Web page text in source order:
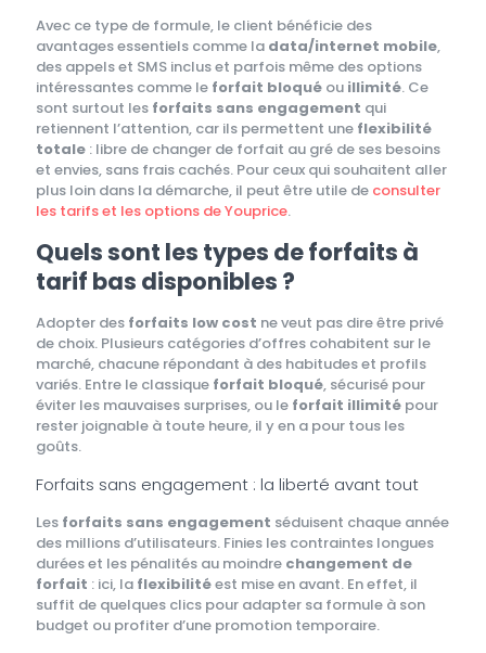
Avec ce type de formule, le client bénéficie des
avantages essentiels comme la data/internet mobile,
des appels et SMS inclus et parfois même des options
intéressantes comme le forfait bloqué ou illimité. Ce
sont surtout les forfaits sans engagement qui
retiennent l’attention, car ils permettent une flexibilité
totale : libre de changer de forfait au gré de ses besoins
et envies, sans frais cachés. Pour ceux qui souhaitent aller
plus loin dans la démarche, il peut être utile de consulter
les tarifs et les options de Youprice.
Quels sont les types de forfaits à
tarif bas disponibles ?
Adopter des forfaits low cost ne veut pas dire être privé
de choix. Plusieurs catégories d’offres cohabitent sur le
marché, chacune répondant à des habitudes et profils
variés. Entre le classique forfait bloqué, sécurisé pour
éviter les mauvaises surprises, ou le forfait illimité pour
rester joignable à toute heure, il y en a pour tous les
goûts.
Forfaits sans engagement : la liberté avant tout
Les forfaits sans engagement séduisent chaque année
des millions d’utilisateurs. Finies les contraintes longues
durées et les pénalités au moindre changement de
forfait : ici, la flexibilitéest mise en avant. En effet, il
suffit de quelques clics pour adapter sa formule à son
budget ou profiter d’une promotion temporaire.